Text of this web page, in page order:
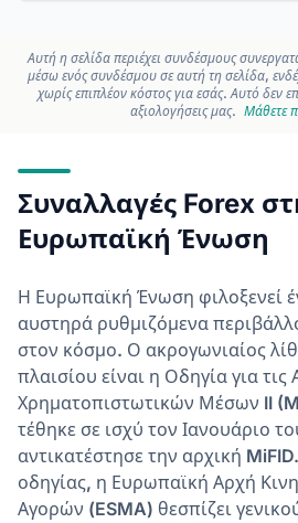
Αυτή η σελίδα περιέχει συνδέσμους
μέσω ενός συνδέσμου σε αυτή τη σελίδα,
χωρίς επιπλέον κόστος για εσάς. Αυτό δεν
αξιολογήσεις μας. Μάθετε
Συναλλαγές Forex
Ευρωπαϊκή Ένωση
Η Ευρωπαϊκή Ένωση φιλοξενεί
αυστηρά ρυθμιζόμενα
στον κόσμο. Ο ακρογωνιαίος
πλαισίου είναι η Οδηγία για τις
Χρηματοπιστωτικών Μέσων II
τέθηκε σε ισχύ τον Ιανουάριο
αντικατέστησε την αρχική
οδηγίας, η Ευρωπαϊκή Αρχή
Αγορών (ESMA) θεσπίζει